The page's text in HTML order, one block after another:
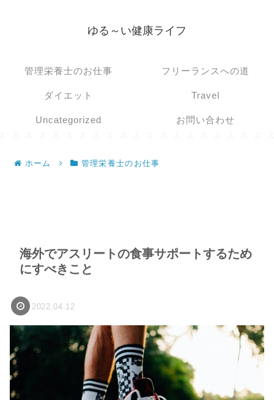
ゆる～い健康ライフ
管理栄養士のお仕事 フリーランスへの道
ダイエット Travel
Uncategorized お問い合わせ
ホーム 管理栄養士のお仕事
海外でアスリートの食事サポートするため
にすべきこと
2022.04.12